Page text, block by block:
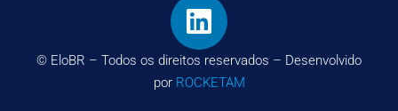
© EloBR – Todos os direitos reservados – Desenvolvido
por ROCKETAM